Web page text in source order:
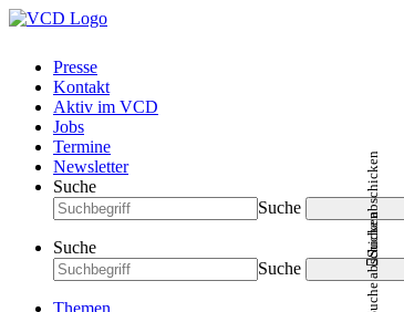
Presse
Kontakt
Aktiv im VCD
Jobs
Termine
Newsletter
Suche
Suche
Suche abschicken
Suche
Suche
Suche abschicken
Themen